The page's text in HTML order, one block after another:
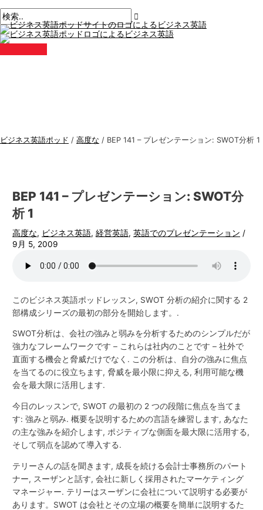
ン
テ
ン
ツ
イ
メ
ニ
ュ
ビジネス英語ポッド / 高度な / BEP 141 – プレゼンテーション: SWOT分析 1
BEP 141 – プレゼンテーション: SWOT分
析 1
高度な, ビジネス英語,経営英語,英語でのプレゼンテーション /
9月 5, 2009
このビジネス英語ポッドレッスン, SWOT 分析の紹介に関する 2
部構成シリーズの最初の部分を開始します。.
SWOT分析は、会社の強みと弱みを分析するためのシンプルだが
強力なフレームワークです – これらは社内のことです – 社外で
直面する機会と脅威だけでなく. この分析は、自分の強みに焦点
を当てるのに役立ちます, 脅威を最小限に抑える, 利用可能な機
会を最大限に活用します.
今日のレッスンで, SWOT の最初の 2 つの段階に焦点を当てま
す: 強みと弱み. 概要を説明するための言語を練習します, あなた
の主な強みを紹介します, ポジティブな側面を最大限に活用する,
そして弱点を認めて導入する.
テリーさんの話を聞きます, 成長を続ける会計士事務所のパート
ナー, スーザンと話す, 会社に新しく採用されたマーケティング
マネージャー. テリーはスーザンに会社について説明する必要が
あります。SWOT は会社とその立場の概要を簡単に説明するた
ス
ト
ナ
ビ
こ
に
入
力。.
前
*
メ
ー
ル
*
ビ
ジ
ネ
ス
検
索
す
る